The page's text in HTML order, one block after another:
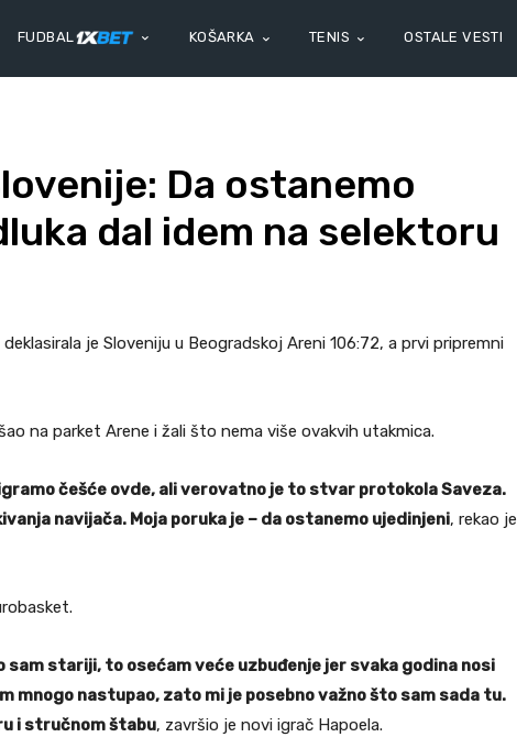
FUDBAL KOŠARKA TENIS OSTALE VESTI
Da ostanemo
dal idem na selektoru
je Sloveniju u Beogradskoj Areni 106:72, a prvi pripremni
na parket Arene i žali što nema više ovakvih utakmica.
češće ovde, ali verovatno je to stvar protokola Saveza.
navijača. Moja poruka je – da ostanemo ujedinjeni, rekao je
sam stariji, to osećam veće uzbuđenje jer svaka godina nosi
mnogo nastupao, zato mi je posebno važno što sam sada tu.
i stručnom štabu, završio je novi igrač Hapoela.